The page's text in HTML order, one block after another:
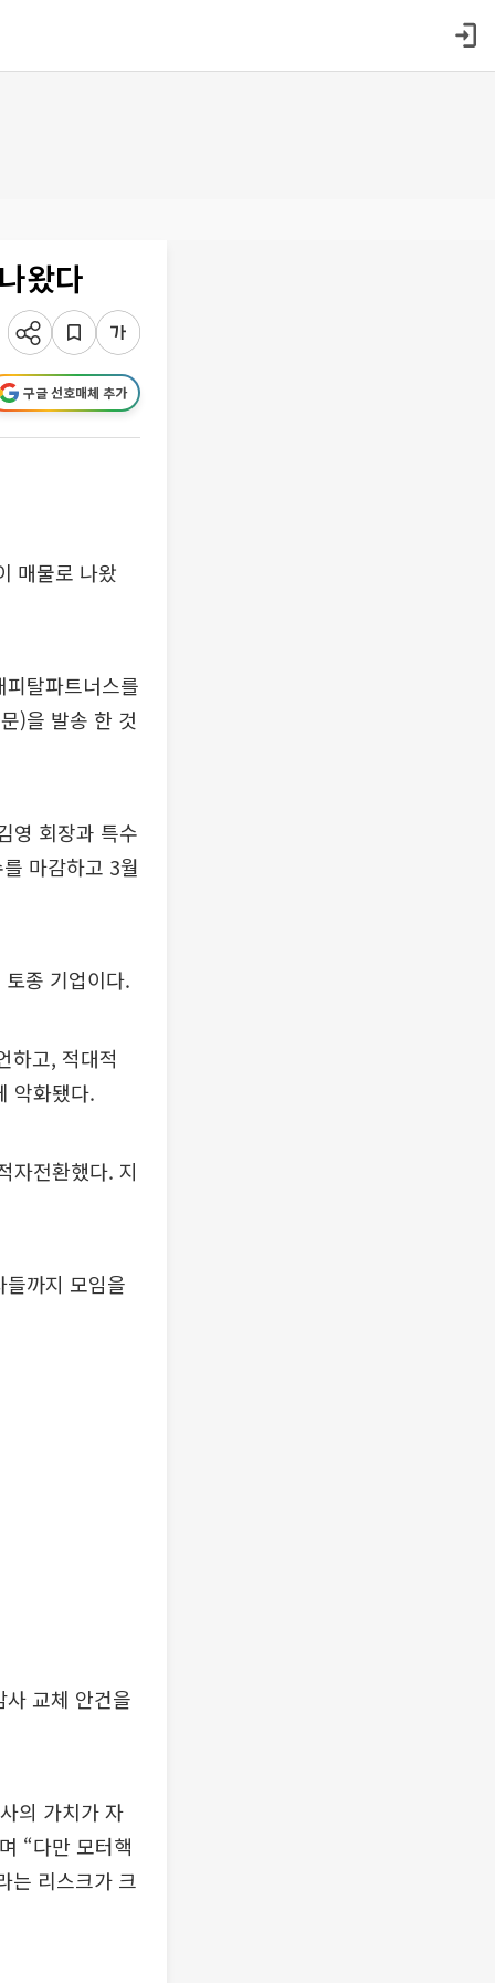
왔다
구글 선호매체 추가
매물로 나왔
탈파트너스를
)을 발송 한 것
영 회장과 특수
마감하고 3월
종 기업이다.
하고, 적대적
악화됐다.
자전환했다. 지
까지 모임을
교체 안건을
의 가치가 자
“다만 모터핵
는 리스크가 크